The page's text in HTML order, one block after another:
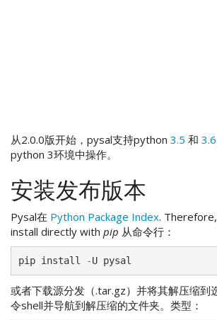
从2.0.0版开始，pysal支持python 3.5 和 3.6
python 3环境中操作。
安装发布版本
Pysal在 Python Package Index.
install directly with pip 从命令行：
pip install -U pysal
或者下载源分发（.tar.gz）并将其解压缩到
令shell并导航到解压缩的文件夹。类型：